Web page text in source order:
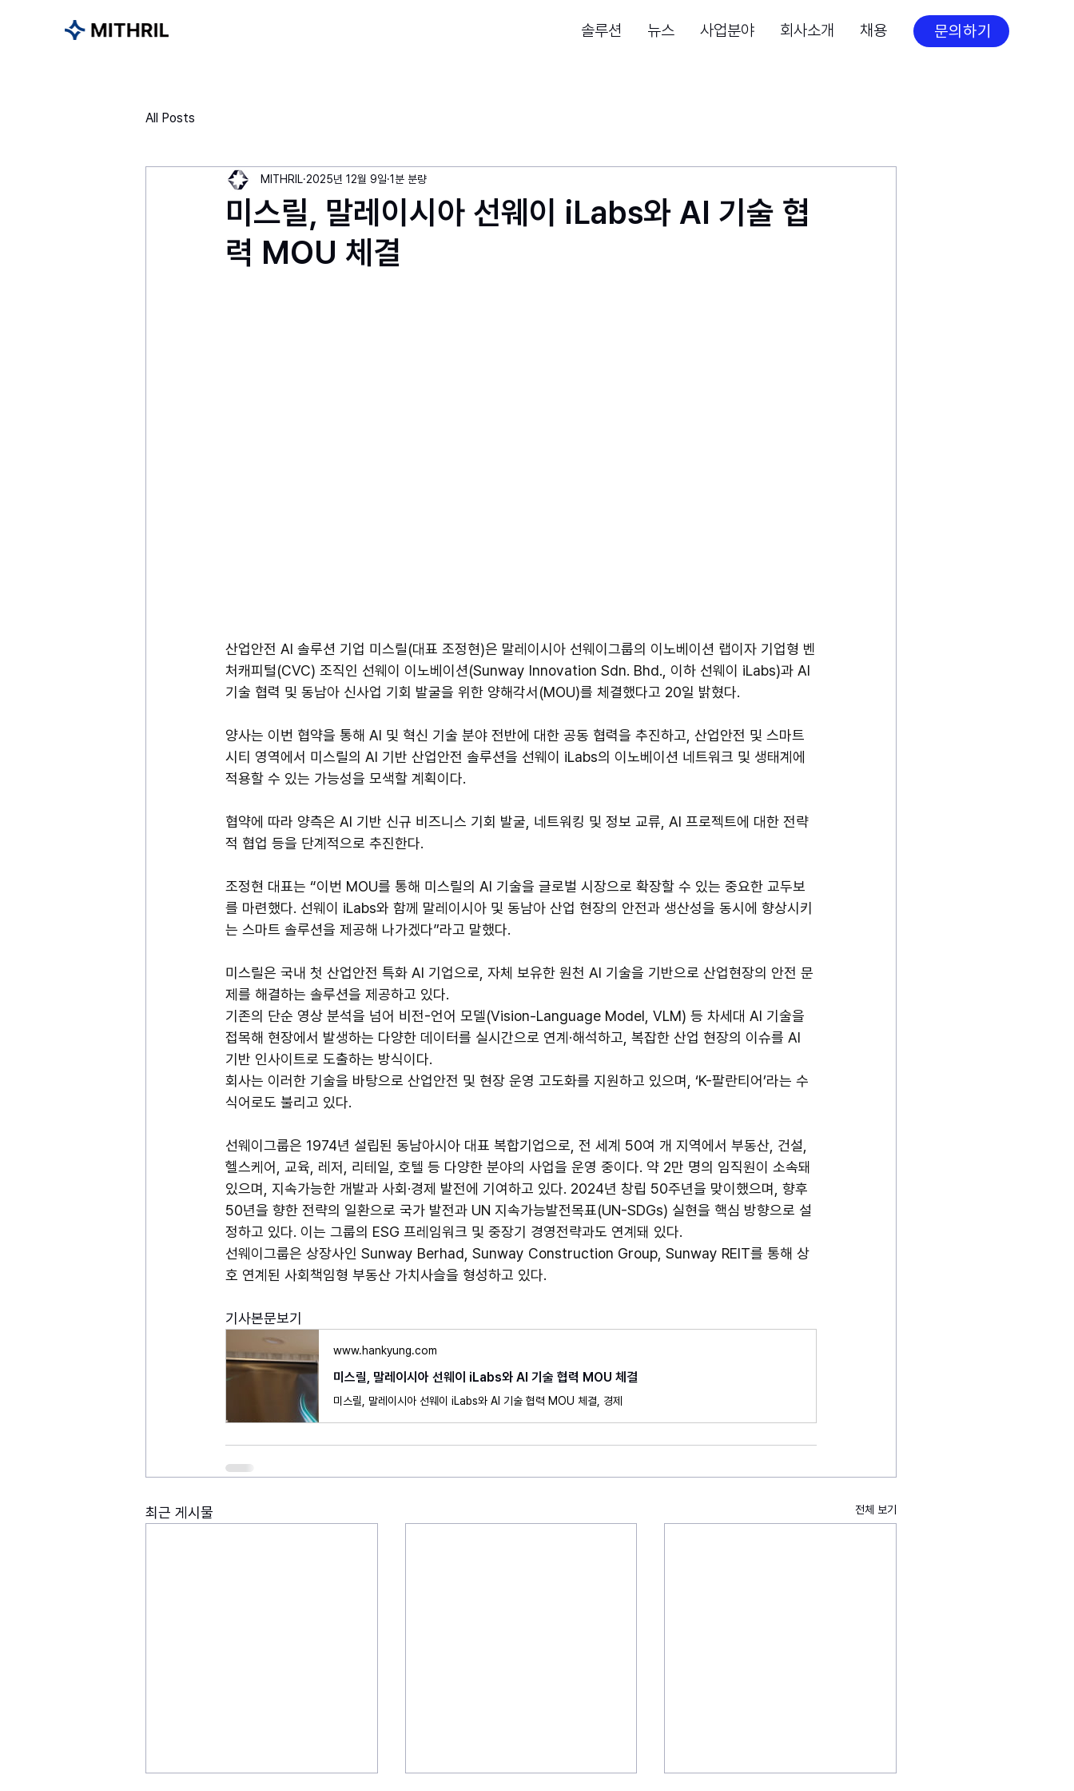
솔루션 뉴스 사업분야 회사소개 채용 문의하기
All Posts
미스릴, 말레이시아 선웨이 iLabs와 AI 기술 협
력 MOU 체결
MITHRIL 2025년 12월 9일 1분 분량
산업안전 AI 솔루션 기업 미스릴(대표 조정현)은 말레이시아 선웨이그룹의 이노베이션 랩이자 기업형 벤
처캐피털(CVC) 조직인 선웨이 이노베이션(Sunway Innovation Sdn. Bhd., 이하 선웨이 iLabs)과 AI
기술 협력 및 동남아 신사업 기회 발굴을 위한 양해각서(MOU)를 체결했다고 20일 밝혔다.
양사는 이번 협약을 통해 AI 및 혁신 기술 분야 전반에 대한 공동 협력을 추진하고, 산업안전 및 스마트
시티 영역에서 미스릴의 AI 기반 산업안전 솔루션을 선웨이 iLabs의 이노베이션 네트워크 및 생태계에
적용할 수 있는 가능성을 모색할 계획이다.
협약에 따라 양측은 AI 기반 신규 비즈니스 기회 발굴, 네트워킹 및 정보 교류, AI 프로젝트에 대한 전략
적 협업 등을 단계적으로 추진한다.
조정현 대표는 “이번 MOU를 통해 미스릴의 AI 기술을 글로벌 시장으로 확장할 수 있는 중요한 교두보
를 마련했다. 선웨이 iLabs와 함께 말레이시아 및 동남아 산업 현장의 안전과 생산성을 동시에 향상시키
는 스마트 솔루션을 제공해 나가겠다”라고 말했다.
미스릴은 국내 첫 산업안전 특화 AI 기업으로, 자체 보유한 원천 AI 기술을 기반으로 산업현장의 안전 문
제를 해결하는 솔루션을 제공하고 있다.
기존의 단순 영상 분석을 넘어 비전-언어 모델(Vision-Language Model, VLM) 등 차세대 AI 기술을
접목해 현장에서 발생하는 다양한 데이터를 실시간으로 연계·해석하고, 복잡한 산업 현장의 이슈를 AI
기반 인사이트로 도출하는 방식이다.
회사는 이러한 기술을 바탕으로 산업안전 및 현장 운영 고도화를 지원하고 있으며, ‘K-팔란티어’라는 수
식어로도 불리고 있다.
선웨이그룹은 1974년 설립된 동남아시아 대표 복합기업으로, 전 세계 50여 개 지역에서 부동산, 건설,
헬스케어, 교육, 레저, 리테일, 호텔 등 다양한 분야의 사업을 운영 중이다. 약 2만 명의 임직원이 소속돼
있으며, 지속가능한 개발과 사회·경제 발전에 기여하고 있다. 2024년 창립 50주년을 맞이했으며, 향후
50년을 향한 전략의 일환으로 국가 발전과 UN 지속가능발전목표(UN-SDGs) 실현을 핵심 방향으로 설
정하고 있다. 이는 그룹의 ESG 프레임워크 및 중장기 경영전략과도 연계돼 있다.
선웨이그룹은 상장사인 Sunway Berhad, Sunway Construction Group, Sunway REIT를 통해 상
호 연계된 사회책임형 부동산 가치사슬을 형성하고 있다.
기사본문보기
www.hankyung.com
미스릴, 말레이시아 선웨이 iLabs와 AI 기술 협력 MOU 체결
미스릴, 말레이시아 선웨이 iLabs와 AI 기술 협력 MOU 체결, 경제
최근 게시물 전체 보기